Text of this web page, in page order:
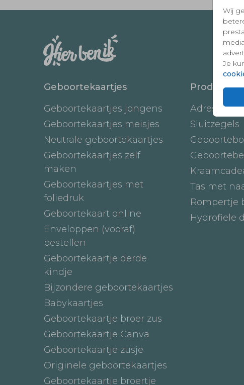
Wij
Je
Geboortekaartjes
Geboortekaartjes jongens
Geboortekaartjes meisjes
Neutrale geboortekaartjes
Geboortekaartjes zelf
maken
Geboortekaartjes met
foliedruk
Geboortekaart online
Enveloppen (vooraf)
bestellen
Geboortekaartje derde
kindje
Bijzondere geboortekaartjes
Babykaartjes
Geboortekaartje broer zus
Geboortekaartje Canva
Geboortekaartje zusje
Originele geboortekaartjes
Geboortekaartje broertje
Producten
Sluitzegels
Tas met
Rompertje
Hydrofiele